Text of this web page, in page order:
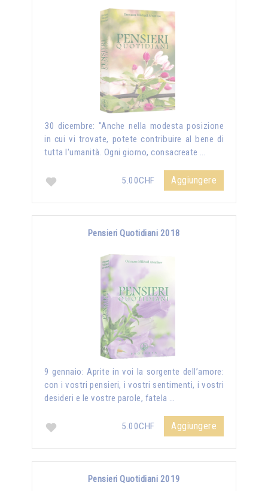
30 dicembre: "Anche nella modesta posizione
in cui vi trovate, potete contribuire al bene di
tutta l'umanità. Ogni giorno, consacreate …
5.00CHF Aggiungere
Pensieri Quotidiani 2018
9 gennaio: Aprite in voi la sorgente dell’amore:
con i vostri pensieri, i vostri sentimenti, i vostri
desideri e le vostre parole, fatela …
5.00CHF Aggiungere
Pensieri Quotidiani 2019